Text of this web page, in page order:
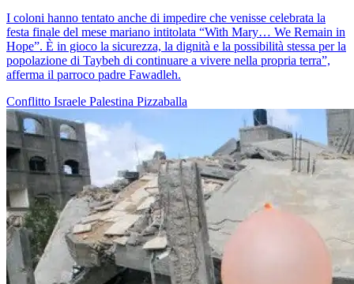
I coloni hanno tentato anche di impedire che venisse celebrata la
festa finale del mese mariano intitolata “With Mary… We Remain in
Hope”. È in gioco la sicurezza, la dignità e la possibilità stessa per la
popolazione di Taybeh di continuare a vivere nella propria terra”,
afferma il parroco padre Fawadleh.
Conflitto Israele Palestina Pizzaballa